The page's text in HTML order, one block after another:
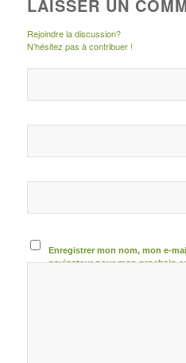
LAISSER UN
Rejoindre la discussion?
N’hésitez pas à contribuer !
Enregistrer mon nom, mon e-
navigateur pour mon prochain